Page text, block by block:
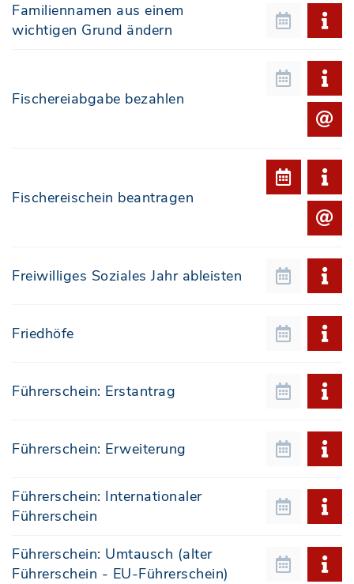
Familiennamen aus einem
wichtigen Grund ändern
Fischereiabgabe bezahlen
Fischereischein beantragen
Freiwilliges Soziales Jahr ableisten
Friedhöfe
Führerschein: Erstantrag
Führerschein: Erweiterung
Führerschein: Internationaler
Führerschein
Führerschein: Umtausch (alter
Führerschein - EU-Führerschein)